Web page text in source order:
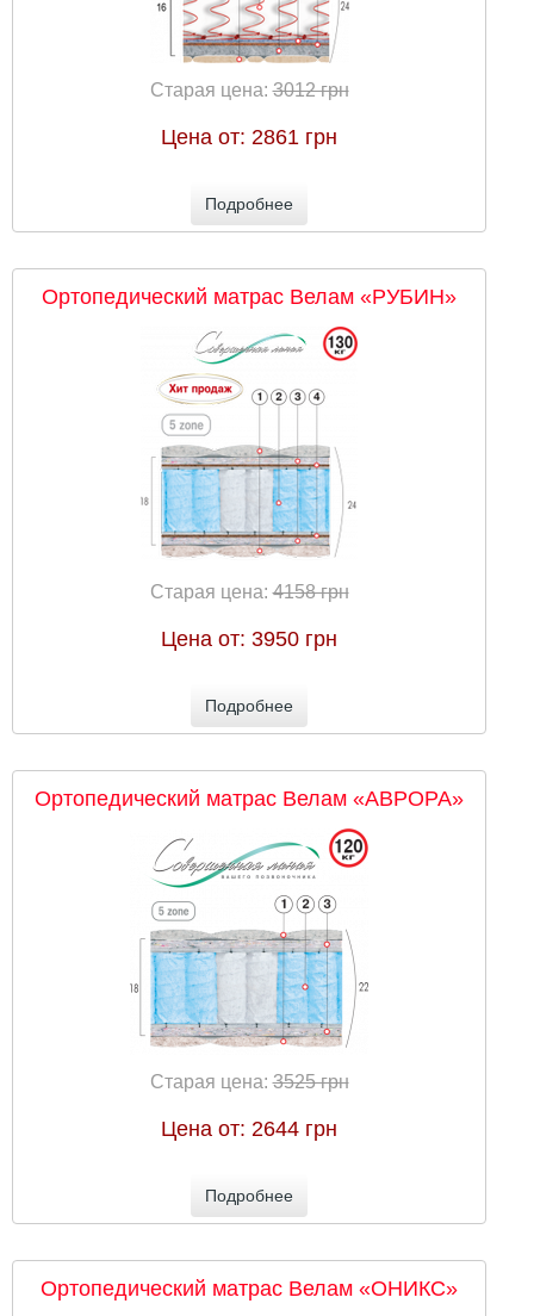
Старая цена:3012 грн
Цена от: 2861 грн
Подробнее
Ортопедический матрас Велам «РУБИН»
Старая цена:4158 грн
Цена от:3950 грн
Подробнее
Ортопедический матрас Велам «АВРОРА»
Старая цена:3525 грн
Цена от: 2644 грн
Подробнее
Ортопедический матрас Велам «ОНИКС»